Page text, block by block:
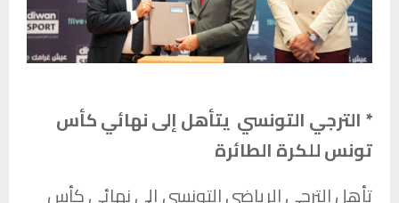
* الترجي التونسي يتأهل إلى نهائي كأس
تونس للكرة الطائرة
تأهلالترجي الرياضي التونسيإلى نهائي كأس